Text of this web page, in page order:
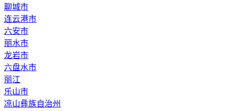
聊城市
连云港市
六安市
丽水市
龙岩市
六盘水市
丽江
乐山市
凉山彝族自治州